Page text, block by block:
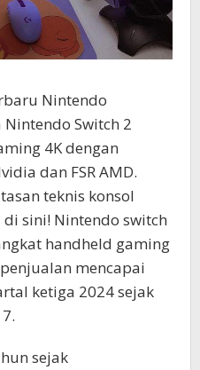
Nintendo
Switch 2
4K dengan
dan FSR AMD.
teknis konsol
sini! Nintendo switch
handheld gaming
mencapai
ketiga 2024 sejak
sejak